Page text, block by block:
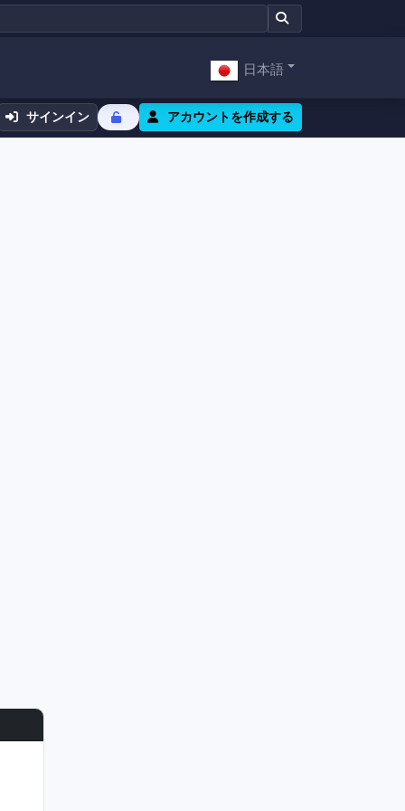
日本語
サインイン アカウントを作成する